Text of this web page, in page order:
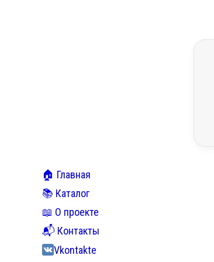
🏠 Главная
📚 Каталог
📖 О проекте
📬 Контакты
Vkontakte